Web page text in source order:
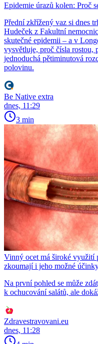
Epidemie úrazů kolen: Proč
Přední zkřížený vaz si dnes
Hudeček z Fakultní
skutečné epidemii – a v
vysvětluje, proč čísla rostou,
jednoduchá pětiminutová
polovinu.
Be Native extra
dnes, 11:29
3 min
Vinný ocet má široké využití
zkoumají i jeho možné
Na první pohled se může
k ochucování salátů, ale
Zdravestravovani.eu
dnes, 11:28